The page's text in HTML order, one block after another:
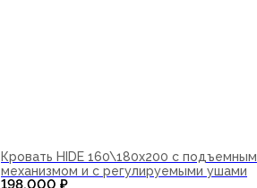
Кровать HIDE 160\180х200 с подъемным
механизмом и с регулируемыми ушами
198.000 ₽